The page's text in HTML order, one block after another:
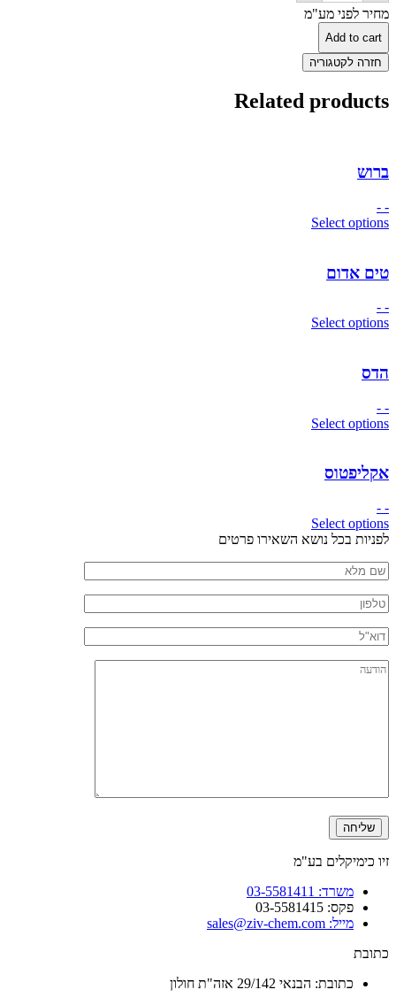
מחיר לפני מע"מ
Add to cart
חזרה לקטגוריה
Related products
ברוש
- -
Select options
טים אדום
- -
Select options
הדס
- -
Select options
אקליפטוס
- -
Select options
חזרה
העמוד
לפניות בכל נושא השאירו פרטים
שם
מלא
טלפון
דוא"ל
הודעה
זיו כימיקלים בע"מ
משרד: 03-5581411
פקס: 03-5581415
מייל: sales@ziv-chem.com
כתובת
כתובת: הבנאי 29/142 אזה"ת חולון